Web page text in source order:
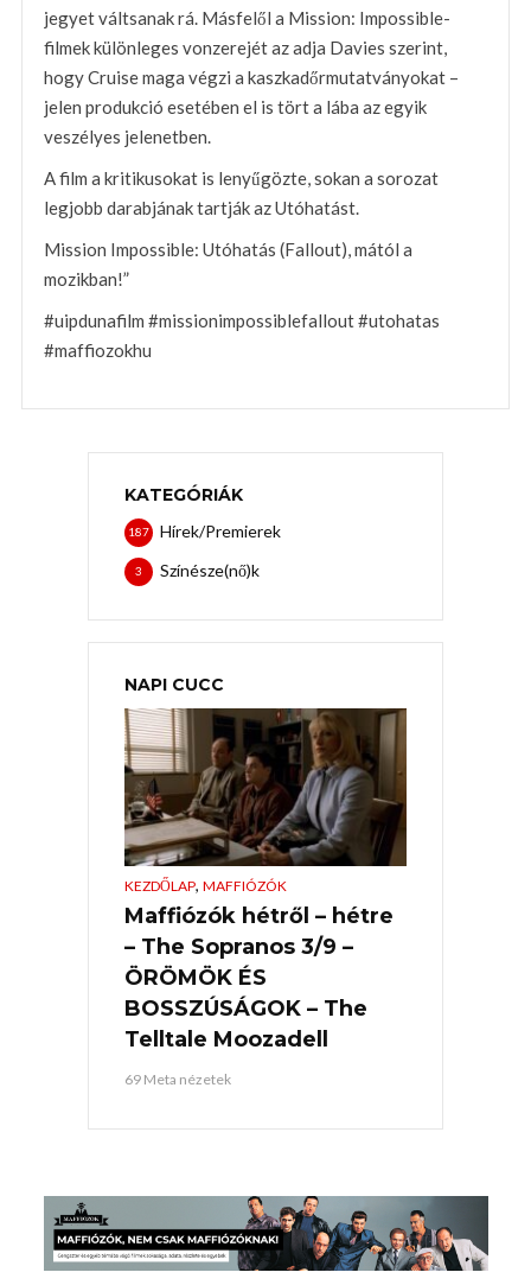
jegyet váltsanak rá. Másfelől a Mission: Impossible-
filmek különleges vonzerejét az adja Davies szerint,
hogy Cruise maga végzi a kaszkadőrmutatványokat –
jelen produkció esetében el is tört a lába az egyik
veszélyes jelenetben.
A film a kritikusokat is lenyűgözte, sokan a sorozat
legjobb darabjának tartják az Utóhatást.
Mission Impossible: Utóhatás (Fallout), mától a
mozikban!”
#uipdunafilm #missionimpossiblefallout #utohatas
#maffiozokhu
KATEGÓRIÁK
Hírek/Premierek
187
Színésze(nő)k
3
NAPI CUCC
KEZDŐLAP, MAFFIÓZÓK
Maffiózók hétről – hétre
– The Sopranos 3/9 –
ÖRÖMÖK ÉS
BOSSZÚSÁGOK – The
Telltale Moozadell
69 Meta nézetek